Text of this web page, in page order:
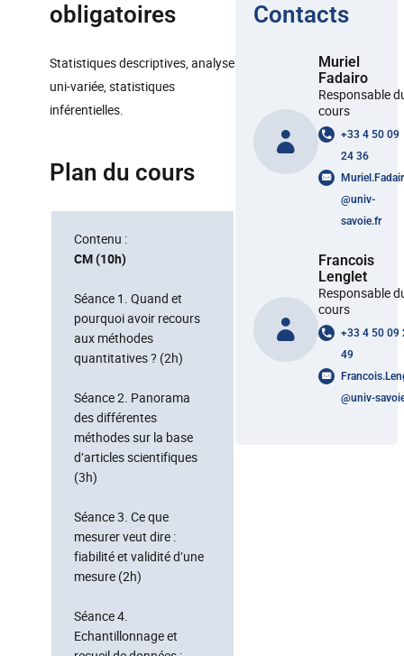
obligatoires
Statistiques descriptives, analyse
uni-variée, statistiques
inférentielles.
Plan du cours
Contenu :
CM (10h)
Séance 1. Quand et
pourquoi avoir recours
aux méthodes
quantitatives ? (2h)
Séance 2. Panorama
des différentes
méthodes sur la base
d’articles scientifiques
(3h)
Séance 3. Ce que
mesurer veut dire :
fiabilité et validité d’une
mesure (2h)
Séance 4.
Echantillonnage et
Contacts
Muriel
Fadairo
Responsable
cours
+33 4 50 09
24 36
@univ-
savoie.fr
Francois
Lenglet
Responsable
cours
+33 4 50 09
49
@univ-